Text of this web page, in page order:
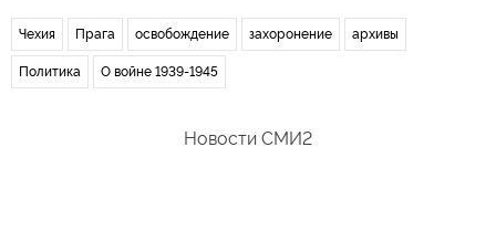
Чехия Прага освобождение захоронение архивы
Политика О войне 1939-1945
Новости СМИ2